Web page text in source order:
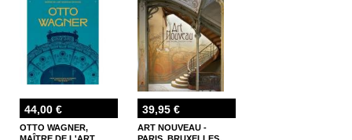
44,00 €
OTTO WAGNER,
39,95 €
ART NOUVEAU -